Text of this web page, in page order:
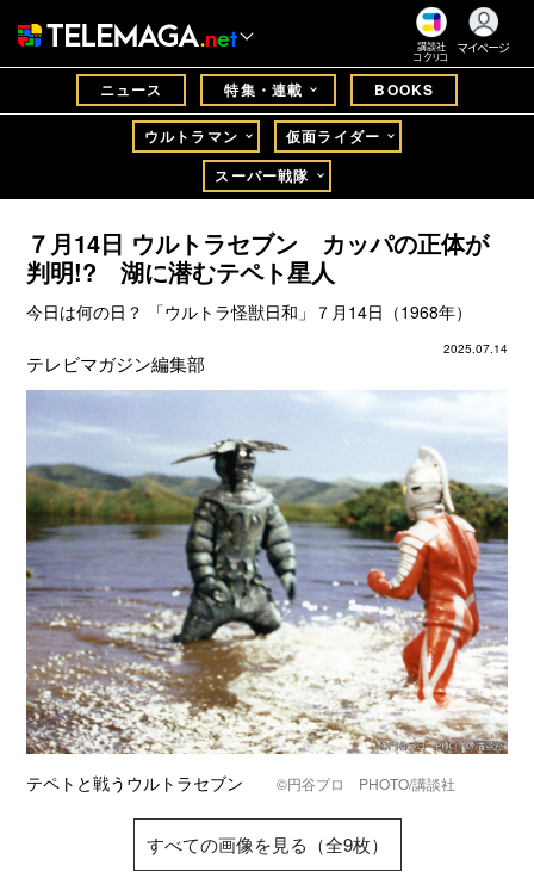
講談社
コクリコ
マイページ
ニュース 特集・連載 BOOKS
ウルトラマン
仮面ライダー
スーパー戦隊
７月14日 ウルトラセブン カッパの正体が
判明!? 湖に潜むテペト星人
今日は何の日？ 「ウルトラ怪獣日和」７月14日（1968年）
2025.07.14
テレビマガジン編集部
テペトと戦うウルトラセブン©円谷プロ PHOTO/講談社
すべての画像を見る（全9枚）